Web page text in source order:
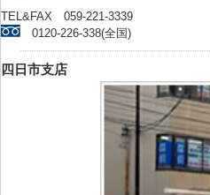
TEL&FAX 059-221-3339
0120-226-338(全国)
四日市支店